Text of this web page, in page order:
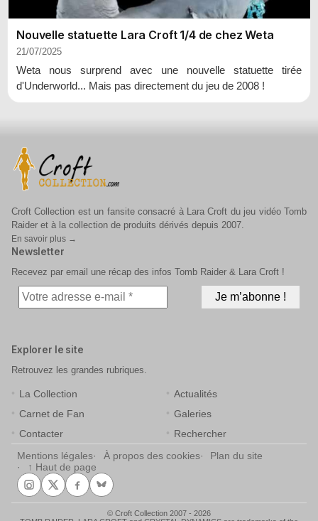
Nouvelle statuette Lara Croft 1/4 de chez Weta
21/07/2025
Weta nous surprend avec une nouvelle statuette tirée
d'Underworld... Mais pas directement du jeu de 2008 !
Croft Collection est un fansite consacré à Lara Croft du jeu vidéo Tomb
Raider et à la collection de produits dérivés depuis 2007.
En savoir plus →
Newsletter
Recevez par email une récap des infos Tomb Raider & Lara Croft !
Explorer le site
Retrouvez les grandes rubriques.
La Collection
Actualités
Carnet de Fan
Galeries
Contacter
Rechercher
Mentions légales À propos des cookies
Plan du site
↑ Haut de page
© Croft Collection 2007 - 2026